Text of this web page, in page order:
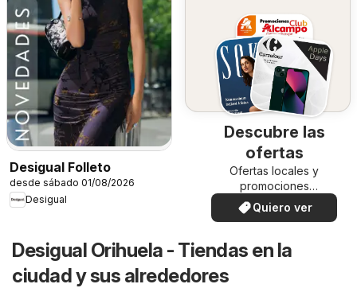
Desigual Folleto
desde sábado 01/08/2026
Desigual
Descubre las
ofertas
Ofertas locales y
promociones
especiales.
Quiero ver
Desigual Orihuela - Tiendas en la
ciudad y sus alrededores